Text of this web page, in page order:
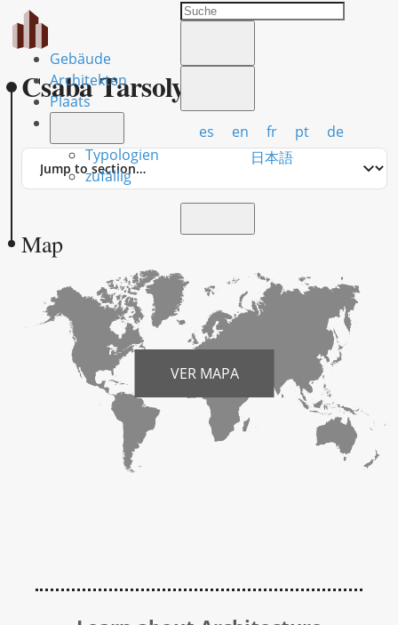
Gebäude
Architekten
Plaats
Typologien
zufällig
es en fr pt
de
日本語
Csaba Tarsoly
Jump
Map
VER MAPA